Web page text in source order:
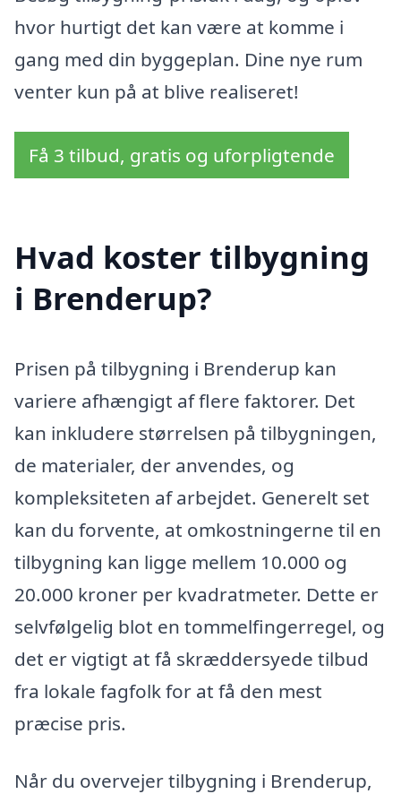
hvor hurtigt det kan være at komme i
gang med din byggeplan. Dine nye rum
venter kun på at blive realiseret!
Få 3 tilbud, gratis og uforpligtende
Hvad koster tilbygning
i Brenderup?
Prisen på tilbygning i Brenderup kan
variere afhængigt af flere faktorer. Det
kan inkludere størrelsen på tilbygningen,
de materialer, der anvendes, og
kompleksiteten af arbejdet. Generelt set
kan du forvente, at omkostningerne til en
tilbygning kan ligge mellem 10.000 og
20.000 kroner per kvadratmeter. Dette er
selvfølgelig blot en tommelfingerregel, og
det er vigtigt at få skræddersyede tilbud
fra lokale fagfolk for at få den mest
præcise pris.
Når du overvejer tilbygning i Brenderup,